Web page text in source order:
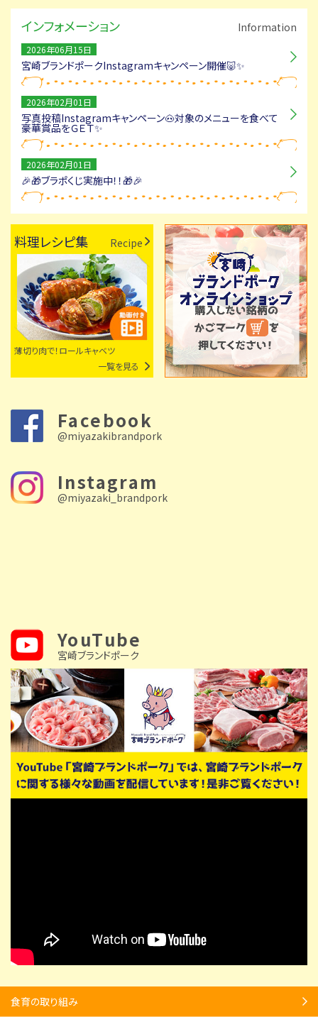
インフォメーション Information
2026年06月15日
宮崎ブランドポークInstagramキャンペーン開催🐷✨
2026年02月01日
写真投稿Instagramキャンペーン🐽対象のメニューを食べて
豪華賞品をＧＥＴ✨
2026年02月01日
🎉🎁ブラポくじ実施中！！🎁🎉
料理レシピ集 Recipe
薄切り肉で！ロールキャベツ
一覧を見る
Facebook
@miyazakibrandpork
Instagram
@miyazaki_brandpork
YouTube
宮崎ブランドポーク
食育の取り組み